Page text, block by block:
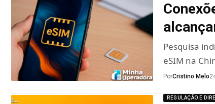
Pesquisa
eSIM na
PorCristino Melo
REGULAÇÃO E